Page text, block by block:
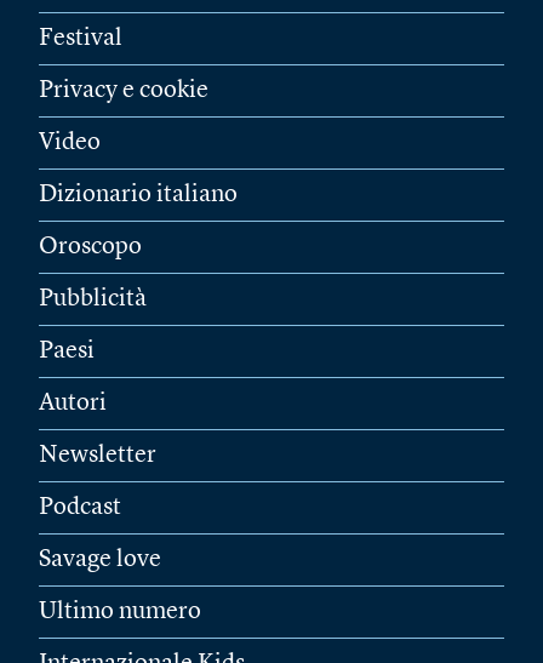
Festival
Privacy e cookie
Video
Dizionario italiano
Oroscopo
Pubblicità
Paesi
Autori
Newsletter
Podcast
Savage love
Ultimo numero